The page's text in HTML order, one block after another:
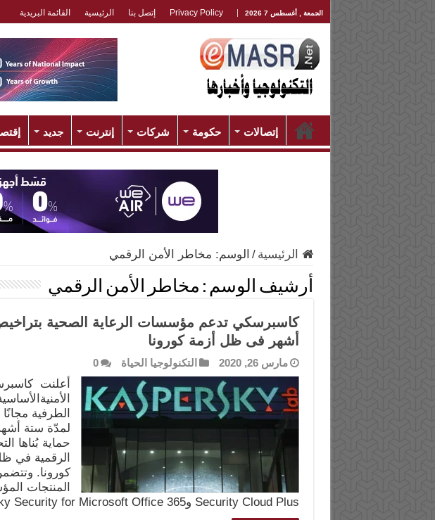
الجمعة , أغسطس 7 2026 Privacy Policy إتصل بنا الرئيسية القائمة البريدية
إتصالات حكومة شركات إنترنت جديد
الرئيسية / الوسم: مخاطر الأمن الرقمي
أرشيف الوسم : مخاطر الأمن الرقمي
كاسبرسكي تدعم مؤسسات الرعاية الصحية
أشهر فى ظل أزمة كورونا
مارس 26, 2020 التكنولوجيا الحياة 0
أعلنت
الطرفية
لمدّة ستة
حماية بُناها
الرقمية في
كورونا.
Security Cloud Plus وKaspersky Security for Microsoft Office 365 وKaspersky …